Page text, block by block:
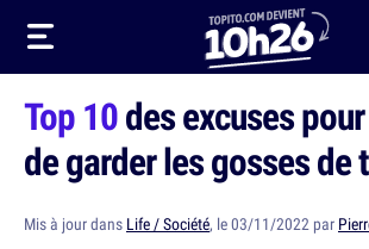
Top 10des excuses
de garder les gosses de
Mis à jour dans Life / Société, le 03/11/2022 par